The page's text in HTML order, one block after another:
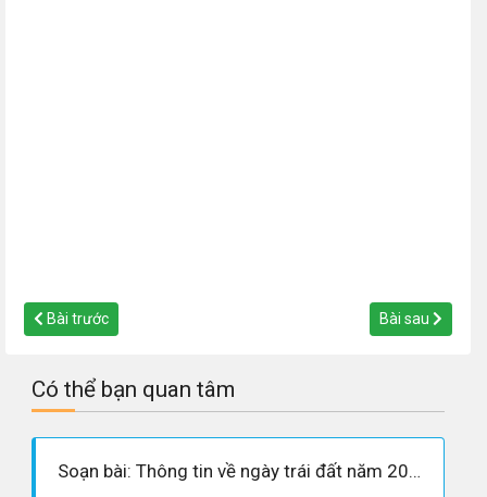
Bài trước Bài sau
Có thể bạn quan tâm
Soạn bài: Thông tin về ngày trái đất năm 2000